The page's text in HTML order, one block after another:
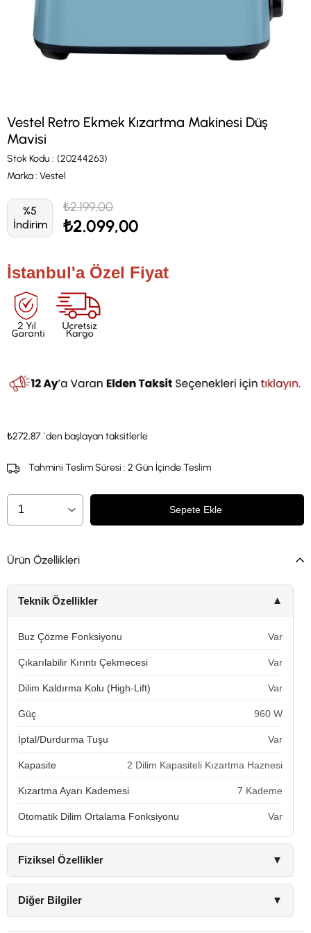
Vestel Retro Ekmek Kızartma Makinesi Düş
Mavisi
Stok Kodu
(20244263)
Marka: Vestel
%5
İndirim
₺2.199,00
₺2.099,00
İstanbul'a Özel Fiyat
₺272,87 `den başlayan taksitlerle
Tahmini Teslim Süresi : 2 Gün İçinde Teslim
Ürün Özellikleri
Teknik Özellikler ▼
Buz Çözme Fonksiyonu Var
Çıkarılabilir Kırıntı Çekmecesi Var
Dilim Kaldırma Kolu (High-Lift) Var
Güç 960 W
İptal/Durdurma Tuşu Var
Kapasite 2 Dilim Kapasiteli Kızartma Haznesi
Kızartma Ayarı Kademesi 7 Kademe
Otomatik Dilim Ortalama Fonksiyonu Var
Fiziksel Özellikler ▼
Diğer Bilgiler ▼